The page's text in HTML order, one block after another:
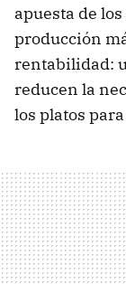
apuesta de
producción
rentabilidad:
reducen la
los platos